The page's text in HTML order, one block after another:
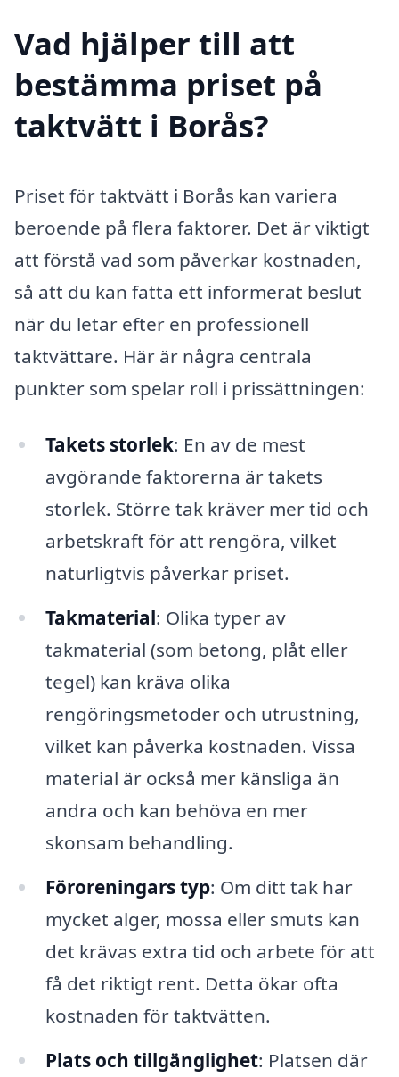
Vad hjälper till att
bestämma priset på
taktvätt i Borås?
Priset för taktvätt i Borås kan variera
beroende på flera faktorer. Det är viktigt
att förstå vad som påverkar kostnaden,
så att du kan fatta ett informerat beslut
när du letar efter en professionell
taktvättare. Här är några centrala
punkter som spelar roll i prissättningen:
Takets storlek: En av de mest
avgörande faktorerna är takets
storlek. Större tak kräver mer tid och
arbetskraft för att rengöra, vilket
naturligtvis påverkar priset.
Takmaterial: Olika typer av
takmaterial (som betong, plåt eller
tegel) kan kräva olika
rengöringsmetoder och utrustning,
vilket kan påverka kostnaden. Vissa
material är också mer känsliga än
andra och kan behöva en mer
skonsam behandling.
Föroreningars typ: Om ditt tak har
mycket alger, mossa eller smuts kan
det krävas extra tid och arbete för att
få det riktigt rent. Detta ökar ofta
kostnaden för taktvätten.
Plats och tillgänglighet: Platsen där